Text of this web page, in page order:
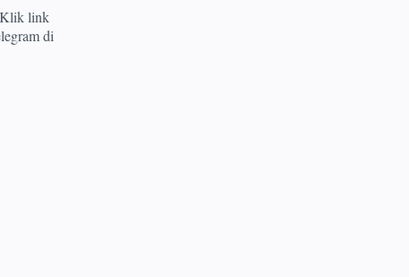
link
di